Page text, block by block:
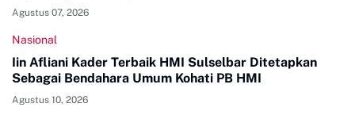
Agustus 07, 2026
Nasional
Iin Afliani Kader Terbaik HMI Sulselbar Ditetapkan
Sebagai Bendahara Umum Kohati PB HMI
Agustus 10, 2026